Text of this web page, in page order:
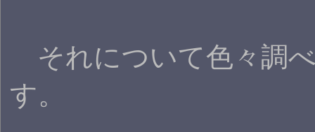
それについて色々調
す。